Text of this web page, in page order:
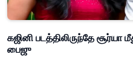
கஜினி படத்திலிருந்தே சூர்யா
பைஜு